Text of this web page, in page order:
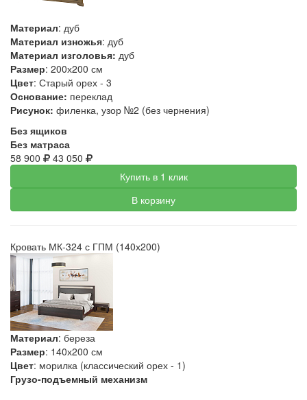
Материал: дуб
Материал изножья: дуб
Материал изголовья: дуб
Размер: 200х200 см
Цвет: Старый орех - 3
Основание: переклад
Рисунок: филенка, узор №2 (без чернения)
Без ящиков
Без матраса
58 900
43 050
Купить в 1 клик
В корзину
Кровать МК-324 с ГПМ (140х200)
Материал: береза
Размер: 140х200 см
Цвет: морилка (классический орех - 1)
Грузо-подъемный механизм